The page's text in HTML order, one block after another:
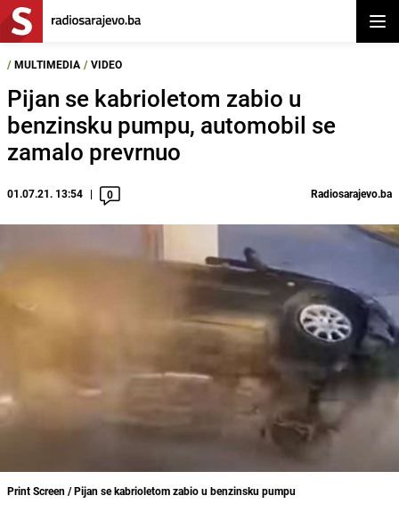
/ MULTIMEDIA / VIDEO
Pijan se kabrioletom zabio u
benzinsku pumpu, automobil se
zamalo prevrnuo
01.07.21. 13:54 0 Radiosarajevo.ba
Print Screen / Pijan se kabrioletom zabio u benzinsku pumpu